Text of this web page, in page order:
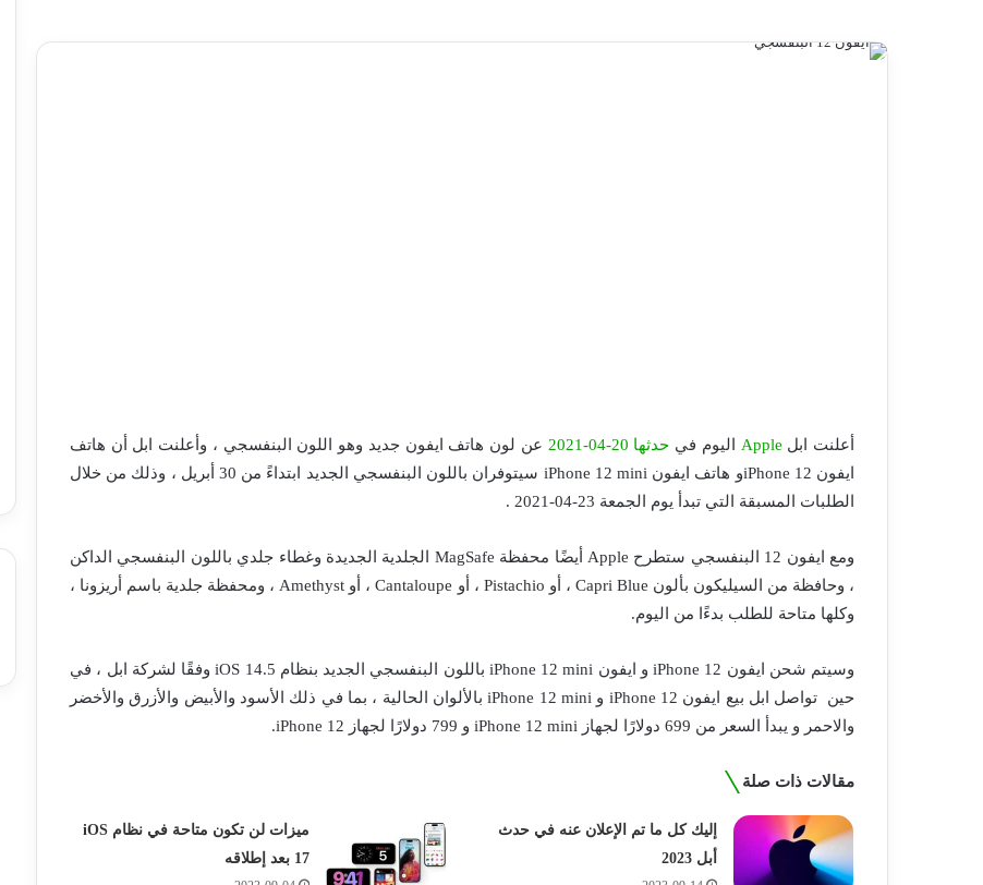
أعلنت ابل Apple اليوم في حدثها 20-04-2021
عن لون هاتف ايفون جديد وهو اللون البنفسجي ، وأعلنت ابل أن هاتف
ايفون iPhone 12و هاتف ايفون iPhone 12 mini سيتوفران باللون البنفسجي الجديد ابتداءً من 30 أبريل ، وذلك من خلال
الطلبات المسبقة التي تبدأ يوم الجمعة 23-04-2021 .
ومع ايفون 12 البنفسجي ستطرح Apple أيضًا محفظة MagSafe الجلدية الجديدة وغطاء جلدي باللون البنفسجي الداكن
، وحافظة من السيليكون بألون Capri Blue ، أو Pistachio ، أو Cantaloupe ، أو Amethyst ، ومحفظة جلدية باسم أريزونا ،
وكلها متاحة للطلب بدءًا من اليوم.
وسيتم شحن ايفون iPhone 12 و ايفون iPhone 12 mini باللون البنفسجي الجديد بنظام iOS 14.5 وفقًا لشركة ابل ، في
حين تواصل ابل بيع ايفون iPhone 12 و iPhone 12 mini بالألوان الحالية ، بما في ذلك الأسود والأبيض والأزرق والأخضر
والاحمر و يبدأ السعر من 699 دولارًا لجهاز iPhone 12 mini و 799 دولارًا لجهاز iPhone 12.
مقالات ذات صلة
إليك كل ما تم الإعلان عنه في حدث
أبل 2023
ميزات لن تكون متاحة في نظام iOS
17 بعد إطلاقه